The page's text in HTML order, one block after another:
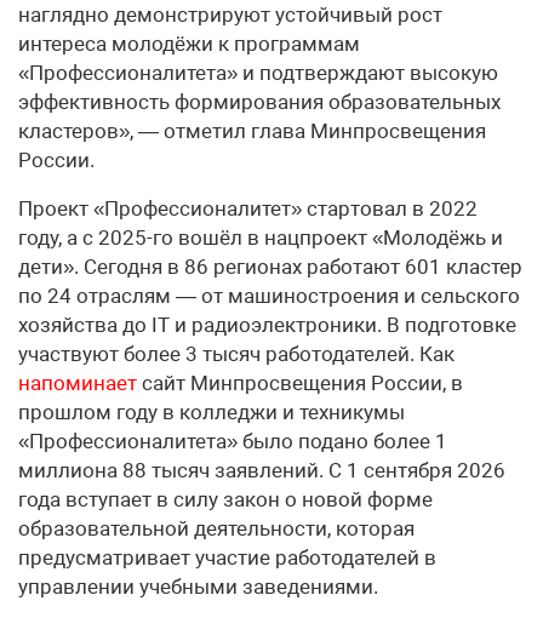
наглядно демонстрируют устойчивый рост
интереса молодёжи к программам
«Профессионалитета» и подтверждают высокую
эффективность формирования образовательных
кластеров», — отметил глава Минпросвещения
России.
Проект «Профессионалитет» стартовал в 2022
году, а с 2025-го вошёл в нацпроект «Молодёжь и
дети». Сегодня в 86 регионах работают 601 кластер
по 24 отраслям — от машиностроения и сельского
хозяйства до IT и радиоэлектроники. В подготовке
участвуют более 3 тысяч работодателей. Как
напоминает сайт Минпросвещения России, в
прошлом году в колледжи и техникумы
«Профессионалитета» было подано более 1
миллиона 88 тысяч заявлений. С 1 сентября 2026
года вступает в силу закон о новой форме
образовательной деятельности, которая
предусматривает участие работодателей в
управлении учебными заведениями.